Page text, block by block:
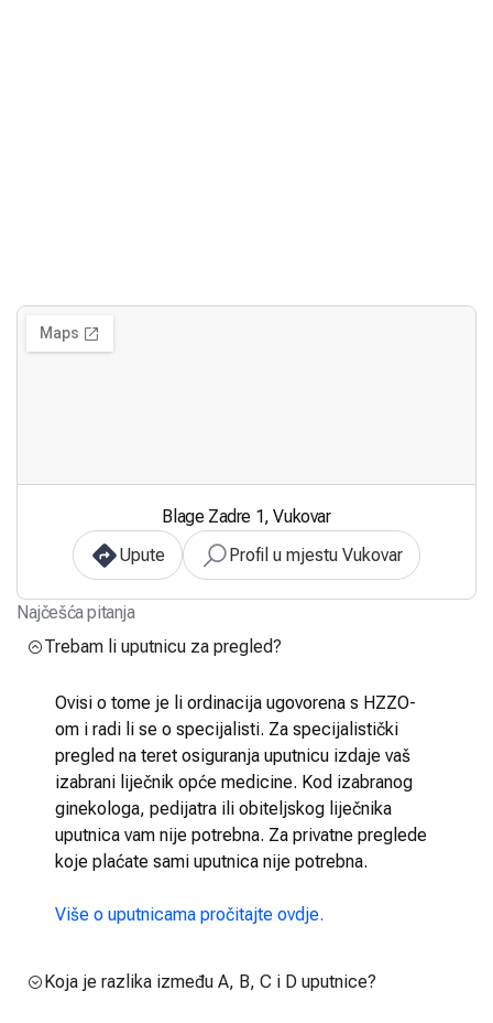
Blage Zadre 1, Vukovar
Upute
Profil u mjestu Vukovar
Najčešća pitanja
Trebam li uputnicu za pregled?
Ovisi o tome je li ordinacija ugovorena s HZZO-
om i radi li se o specijalisti. Za specijalistički
pregled na teret osiguranja uputnicu izdaje vaš
izabrani liječnik opće medicine. Kod izabranog
ginekologa, pedijatra ili obiteljskog liječnika
uputnica vam nije potrebna. Za privatne preglede
koje plaćate sami uputnica nije potrebna.
Više o uputnicama pročitajte ovdje.
Koja je razlika između A, B, C i D uputnice?